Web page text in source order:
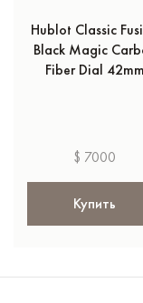
Hublot Classic
Black Magic
Fiber Dial 42mm
$ 7000
Купить